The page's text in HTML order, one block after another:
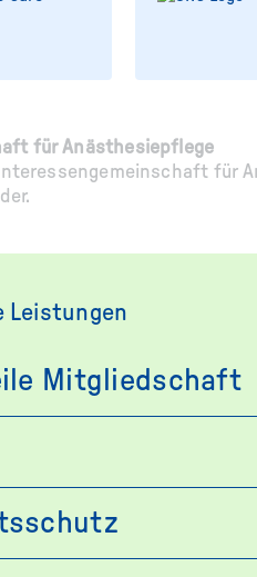
für Anästhesiepflege
für
Leistungen
Mitgliedschaft